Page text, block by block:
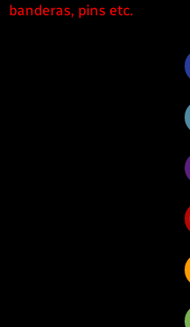
casino
banderas, pins etc.